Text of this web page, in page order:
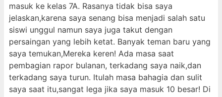
masuk ke kelas 7A. Rasanya tidak bisa saya
jelaskan,karena saya senang bisa menjadi salah satu
siswi unggul namun saya juga takut dengan
persaingan yang lebih ketat. Banyak teman baru yang
saya temukan,Mereka keren! Ada masa saat
pembagian rapor bulanan, terkadang saya naik,dan
terkadang saya turun. Itulah masa bahagia dan sulit
saya saat itu,sangat lega jika saya masuk 10 besar! Di